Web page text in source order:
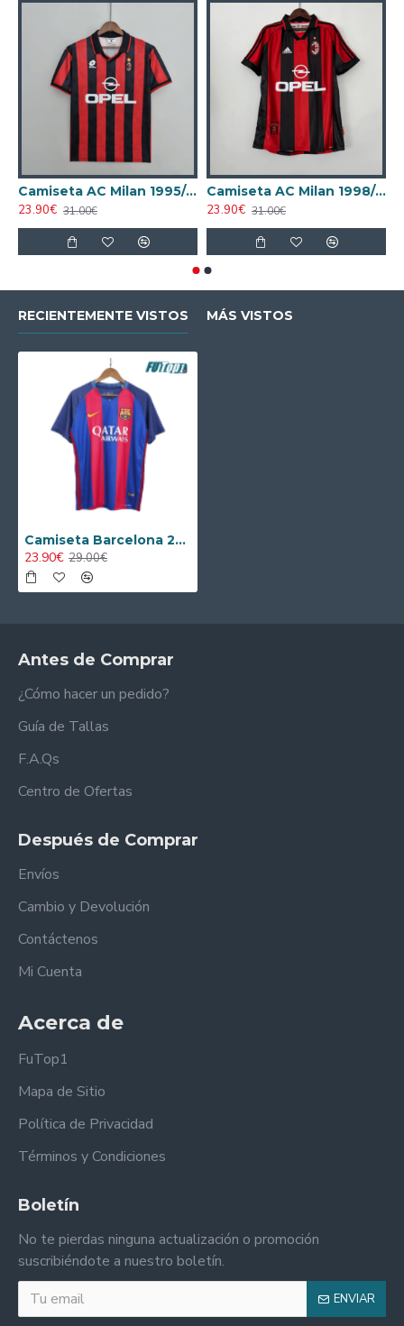
Camiseta AC Milan 1995/1996 Local Retro
23.90€ 31.00€
Camiseta AC Milan 1998/1999 Local Retro
23.90€ 31.00€
RECIENTEMENTE VISTOS MÁS VISTOS
Camiseta Barcelona 2016/17 Local Retro Azul/Rojo
23.90€ 29.00€
Antes de Comprar
¿Cómo hacer un pedido?
Guía de Tallas
F.A.Qs
Centro de Ofertas
Después de Comprar
Envíos
Cambio y Devolución
Contáctenos
Mi Cuenta
Acerca de
FuTop1
Mapa de Sitio
Política de Privacidad
Términos y Condiciones
Boletín
No te pierdas ninguna actualización o promoción
suscribiéndote a nuestro boletín.
ENVIAR